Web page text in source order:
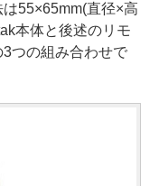
55×65mm(直径×高
本体と後述のリモ
つの組み合わせで